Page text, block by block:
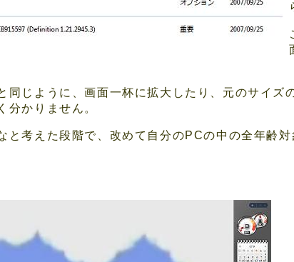
同じように、画面一杯に拡大したり、元のサイズ
分かりません。
と考えた段階で、改めて自分のPCの中の全年齢